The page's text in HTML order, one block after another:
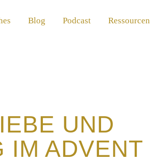
Blog Podcast Ressourcen
UND
IM ADVENT